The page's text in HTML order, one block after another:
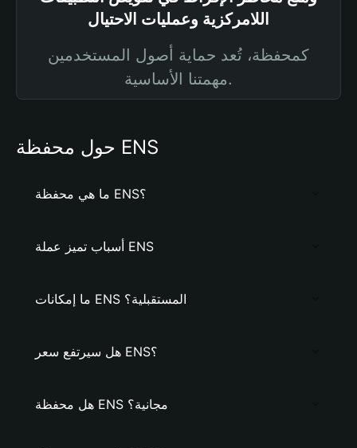
اللامركزية وعمليات الاحتيال
كمحفظة، تُعد حماية أصول المستخدمين
مهمتنا الأساسية.
حول محفظة ENS
ما هي محفظة ENS؟
أسباب تميز عملة ENS
ما إمكانات ENS المستقبلية؟
هل سيرتفع سعر ENS؟
هل محفظة ENS مجانية؟